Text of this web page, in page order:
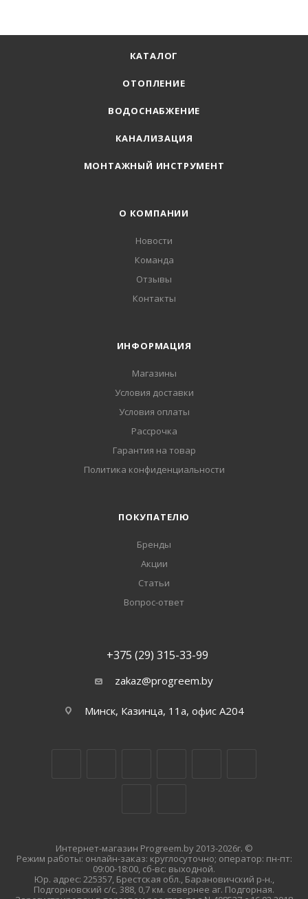
КАТАЛОГ
ОТОПЛЕНИЕ
ВОДОСНАБЖЕНИЕ
КАНАЛИЗАЦИЯ
МОНТАЖНЫЙ ИНСТРУМЕНТ
О КОМПАНИИ
Новости
Команда
Отзывы
Контакты
ИНФОРМАЦИЯ
Магазины
Условия доставки
Условия оплаты
Рассрочка
Гарантия на товар
Политика конфиденциальности
ПОКУПАТЕЛЮ
Бренды
Акции
Статьи
Вопрос-ответ
+375 (29) 315-33-99
zakaz@progreem.by
Минск, Казинца, 11а, офис А204
Интернет-магазин Progreem.by 2013-2026г. ©
Режим работы: онлайн-заказ: круглосуточно; оператор: пн-пт:
09:00-18:00, сб-вс: выходной.
Юр. адрес: 225357, Брестская обл., Барановичский р-н.,
Подгорновский с/с, 388, 0,7 км. севернее аг. Подгорная.